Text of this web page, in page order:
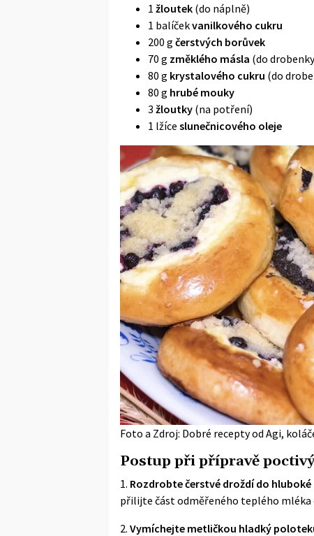
1 žloutek (do náplně)
1 balíčekvanilkového cukru
200 g čerstvých borůvek
70 g změklého másla (do
80 g krystalového cukru (do
80 g hrubé mouky
3 žloutky (na potření)
1 lžíce slunečnicového oleje
Foto a Zdroj: Dobré recepty od Agi,
Postup při přípravě
1. Rozdrobte čerstvé droždí do hluboké
přilijte část odměřeného teplého mléka
2. Vymíchejte metličkou hladký